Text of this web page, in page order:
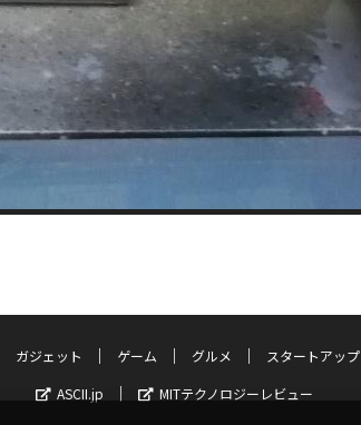
ガジェット ゲーム グルメ スタートアップ
ASCII.jp
MITテクノロジーレビュー